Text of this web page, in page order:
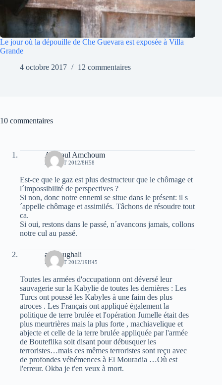
Le jour où la dépouille de Che Guevara est exposée à Villa
Grande
4 octobre 2017
12 commentaires
10 commentaires
Aghioul Amchoum
20 AOÛT 2012/8H58
Est-ce que le gaz est plus destructeur que le chômage et
l´impossibilité de perspectives ?
Si non, donc notre ennemi se situe dans le présent: il s
´appelle chômage et assimilés. Tâchons de résoudre tout
ca.
Si oui, restons dans le passé, n´avancons jamais, collons
notre cul au passé.
ali Foughali
20 AOÛT 2012/19H45
Toutes les armées d'occupationn ont déversé leur
sauvagerie sur la Kabylie de toutes les dernières : Les
Turcs ont poussé les Kabyles à une faim des plus
atroces . Les Français ont appliqué également la
politique de terre brulée et l'opération Jumelle était des
plus meurtrières mais la plus forte , machiavelique et
abjecte et celle de la terre brulée appliquée par l'armée
de Bouteflika soit disant pour débusquer les
terroristes…mais ces mêmes terroristes sont reçu avec
de profondes véhémences à El Mouradia …Où est
l'erreur. Okba je t'en veux à mort.